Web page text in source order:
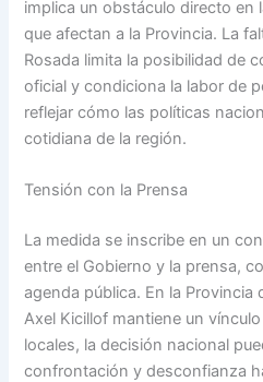
implica un obstáculo directo en
que afectan a la Provincia. La
Rosada limita la posibilidad de
oficial y condiciona la labor de
reflejar cómo las políticas
cotidiana de la región.
Tensión con la Prensa
La medida se inscribe en un
entre el Gobierno y la prensa,
agenda pública. En la Provincia
Axel Kicillof mantiene un
locales, la decisión nacional
confrontación y desconfianza